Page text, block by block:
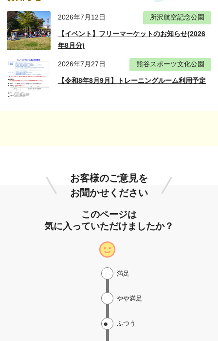
2026年7月12日 所沢航空記念公園
【イベント】フリーマーケットのお知らせ(2026
年8月分)
2026年7月27日 熊谷スポーツ文化公園
【令和8年8月9月】トレーニングルーム利用予定
お客様のご意見を
お聞かせください
このページは
気に入っていただけましたか？
ふつう
やや満足
満足